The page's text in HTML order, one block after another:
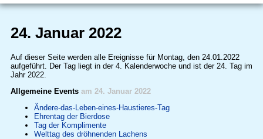
24. Januar 2022
Auf dieser Seite werden alle Ereignisse für Montag, den 24.01.2022
aufgeführt. Der Tag liegt in der 4. Kalenderwoche und ist der 24. Tag im
Jahr 2022.
Allgemeine Events am 24. Januar 2022
Ändere-das-Leben-eines-Haustieres-Tag
Ehrentag der Bierdose
Tag der Komplimente
Welttag des dröhnenden Lachens